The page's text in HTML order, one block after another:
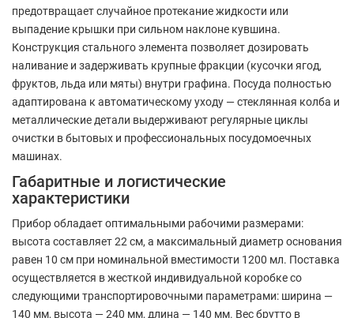
предотвращает случайное протекание жидкости или
выпадение крышки при сильном наклоне кувшина.
Конструкция стального элемента позволяет дозировать
наливание и задерживать крупные фракции (кусочки ягод,
фруктов, льда или мяты) внутри графина. Посуда полностью
адаптирована к автоматическому уходу — стеклянная колба и
металлические детали выдерживают регулярные циклы
очистки в бытовых и профессиональных посудомоечных
машинах.
Габаритные и логистические
характеристики
Прибор обладает оптимальными рабочими размерами:
высота составляет 22 см, а максимальный диаметр основания
равен 10 см при номинальной вместимости 1200 мл. Поставка
осуществляется в жесткой индивидуальной коробке со
следующими транспортировочными параметрами: ширина —
140 мм, высота — 240 мм, длина — 140 мм. Вес брутто в